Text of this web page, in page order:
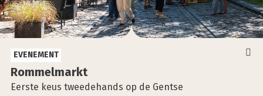
Rom­mel­markt
Eerste keus tweedehands op de Gentse
EVENEMENT